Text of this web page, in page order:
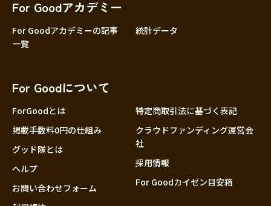
For Goodアカデミー
For Goodアカデミーの記事
一覧
統計データ
For Goodについて
ForGoodとは
掲載手数料0円の仕組み
グッド隊とは
ヘルプ
お問い合わせフォーム
特定商取引法に基づく表記
クラウドファンディング運営会
社
採用情報
For Goodカイゼン目安箱